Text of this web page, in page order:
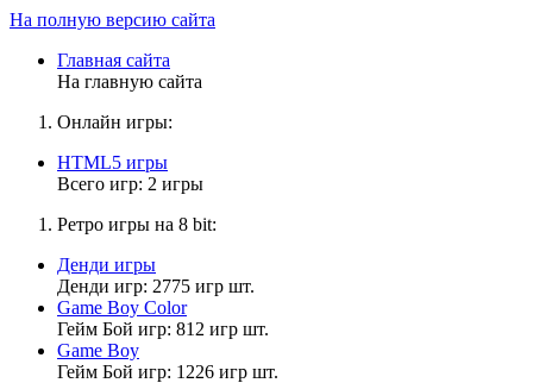
На полную версию сайта
Главная сайта
На главную сайта
Онлайн игры:
HTML5 игры
Всего игр: 2 игры
Ретро игры на 8 bit:
Денди игры
Денди игр: 2775 игр шт.
Game Boy Color
Гейм Бой игр: 812 игр шт.
Game Boy
Гейм Бой игр: 1226 игр шт.